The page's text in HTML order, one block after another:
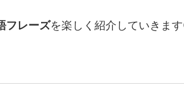
フレーズを楽しく紹介していきま